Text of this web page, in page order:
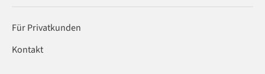
Für Privatkunden
Kontakt